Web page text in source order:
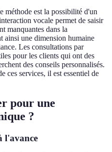
méthode est la possibilité d'un
vocale permet de saisir
manquantes dans la
ainsi une dimension humaine
Les consultations par
pour les clients qui ont des
des conseils personnalisés.
ces services, il est essentiel de
pour une
?
l'avance